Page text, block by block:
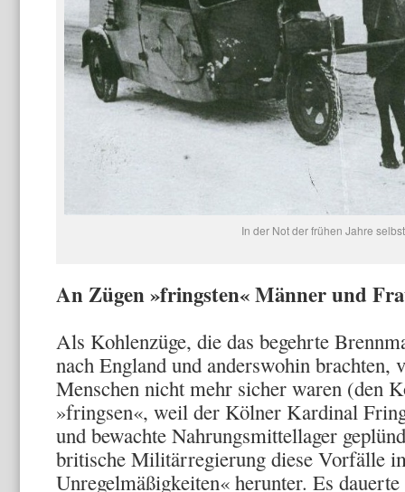
In der Not der frühen Jahre
An Zügen »fringsten« Männer und
Als Kohlenzüge, die das begehrte
nach England und anderswohin
Menschen nicht mehr sicher waren (den
»fringsen«, weil der Kölner Kardinal
und bewachte Nahrungsmittellager
britische Militärregierung diese Vorfälle
Unregelmäßigkeiten« herunter. Es